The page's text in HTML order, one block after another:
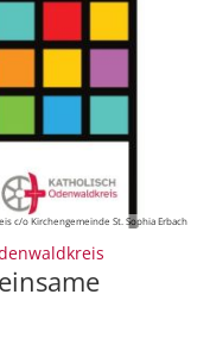
c/o Kirchengemeinde St. Sophia Erbach